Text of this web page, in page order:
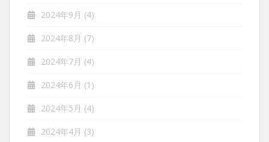
2024年9月 (4)
2024年8月 (7)
2024年7月 (4)
2024年6月 (1)
2024年5月 (4)
2024年4月 (3)